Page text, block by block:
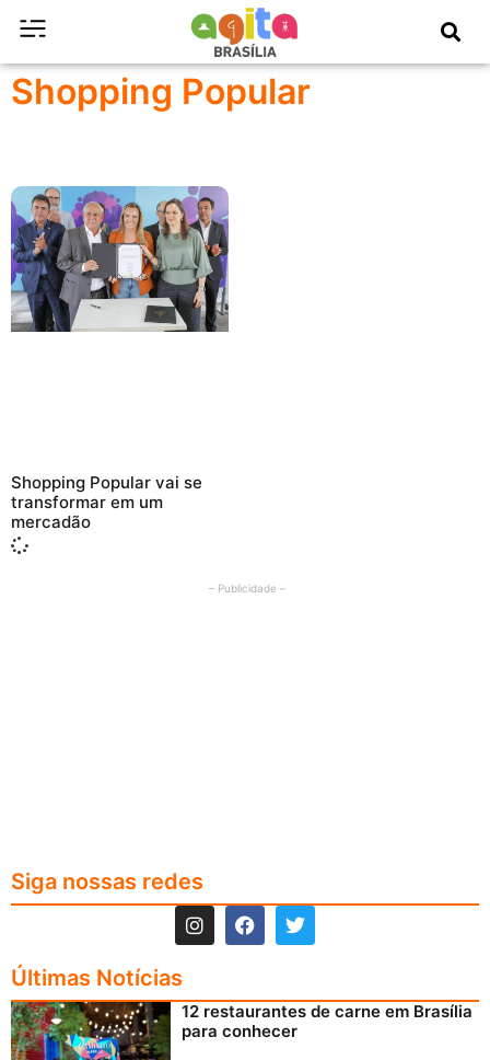
Shopping Popular
Shopping Popular vai se
transformar em um
mercadão
– Publicidade –
Siga nossas redes
Últimas Notícias
12 restaurantes de carne em Brasília
para conhecer